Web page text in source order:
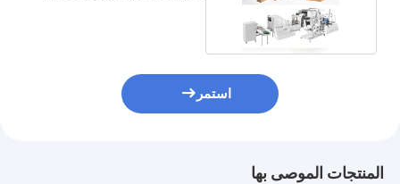
استمر
المنتجات الموصى بها